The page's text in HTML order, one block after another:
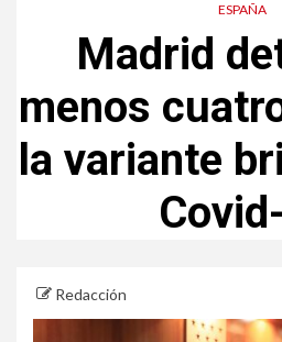
ESPAÑA
Madrid
menos
la variante
Redacción